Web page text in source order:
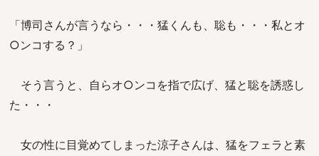
「博司さんが言うなら・・・猛くんも、聡も・・・私とオ
○ンコする？」
そう言うと、自らオ○ンコを指で広げ、猛と聡を誘惑し
た・・・
女の性に目覚めてしまった涼子さんは、猛をフェラと素